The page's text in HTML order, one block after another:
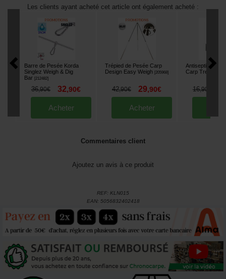
Les clients ayant acheté cet article ont également acheté :
Barre de Pesée Korda
Singlez Weigh & Dig
Bar [212482]
36,90€ 32,90€
Acheter
Trépied de Pesée Carp
Design Easy Weigh [205968]
42,90€ 29,90€
Acheter
Antiseptique
Carp Treatment
16,90
Commentaires client
Ajoutez un avis à ce produit
REF: KLN015
EAN: 5056832402418